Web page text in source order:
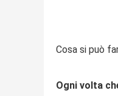
Cosa si può
Ogni volta